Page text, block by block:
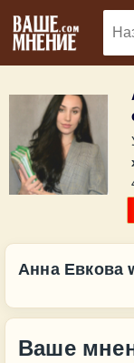
Анна Евкова
Ваше